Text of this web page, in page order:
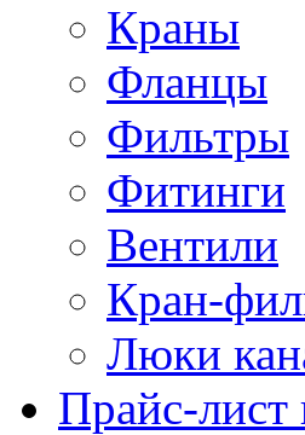
Краны
Фланцы
Фильтры
Фитинги
Вентили
Кран-
Люки
Прайс-лист